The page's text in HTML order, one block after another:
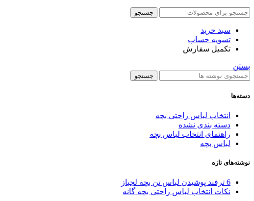
جستجو
سبد خرید
تسویه حساب
تکمیل سفارش
بستن
جستجو
دسته‌ها
انتخاب لباس راحتی بچه
دسته بندی نشده
راهنمای انتخاب لباس بچه
لباس بچه
نوشته‌های تازه
6 ترفند پوشیدن لباس تن بچه لجباز
نکات انتخاب لباس راحتی بچه گانه